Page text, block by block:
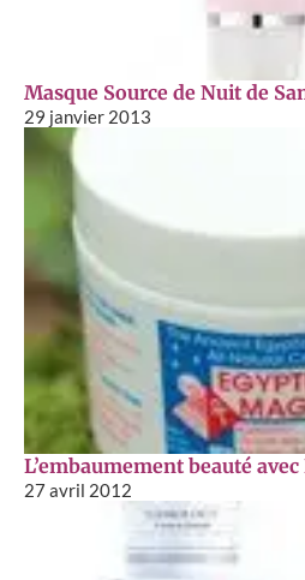
Masque Source de Nuit de
29 janvier 2013
L’embaumement beauté
27 avril 2012